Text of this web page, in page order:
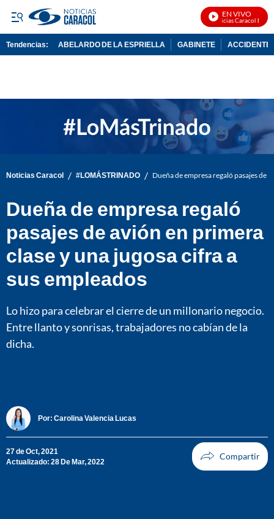
EN VIVO
Noticias Caracol En Vivo
Tendencias: ABELARDO DE LA ESPRIELLA GABINETE ACCIDENTE
Noticias Caracol / #LOMÁSTRINADO / Dueña de empresa regaló pasajes de
Dueña de empresa regaló
pasajes de avión en primera
clase y una jugosa cifra a
sus empleados
Lo hizo para celebrar el cierre de un millonario negocio.
Entre llanto y sonrisas, trabajadores no cabían de la
dicha.
Por: Carolina Valencia Lucas
27 de Oct, 2021
Actualizado: 28 De Mar, 2022